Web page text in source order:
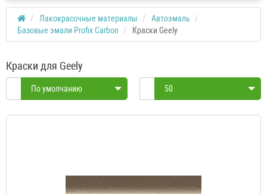
Лакокрасочные материалы
Автоэмаль
Базовые эмали Profix Carbon
Краски Geely
Краски для Geely
По умолчанию 50